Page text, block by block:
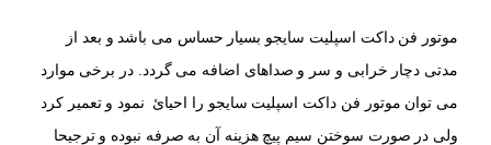
موتور فن داکت اسپلیت سایجو بسیار حساس می باشد و بعد از
مدتی دچار خرابی و سر و صداهای اضافه می گردد. در برخی موارد
می توان موتور فن داکت اسپلیت سایجو را احیائ نمود و تعمیر کرد
ولی در صورت سوختن سیم پیچ هزینه آن به صرفه نبوده و ترجیحا